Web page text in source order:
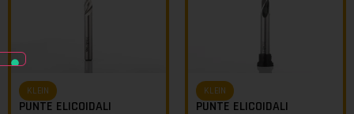
KLEIN
PUNTE ELICOIDALI
KLEIN
PUNTE ELICOIDALI